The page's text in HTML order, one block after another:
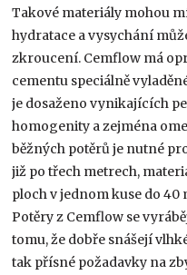
Takové materiály mohou
hydratace a vysychání
zkroucení. Cemflow má
cementu speciálně
je dosaženo vynikajících
homogenity a zejména
běžných potěrů je nutné
již po třech metrech,
ploch v jednom kuse do 40
Potěry z Cemflow se
tomu, že dobře snášejí
tak přísné požadavky na